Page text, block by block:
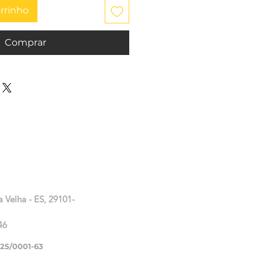
Comprar
- ES, 29101-
0001-63